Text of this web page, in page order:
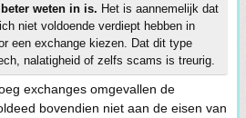
weten in is. Het is aannemelijk dat
niet voldoende verdiept hebben in
een exchange kiezen. Dat dit type
nalatigheid of zelfs scams is treurig.
exchanges omgevallen de
bovendien niet aan de eisen van